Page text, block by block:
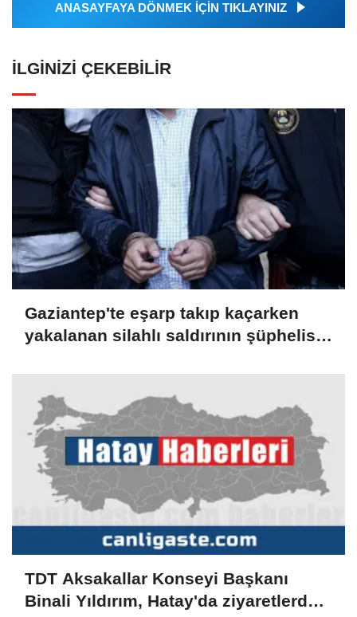
ANASAYFAYA DÖNMEK İÇİN TIKLAYINIZ
İLGINIZI ÇEKEBILIR
Gaziantep'te eşarp takıp kaçarken
yakalanan silahlı saldırının şüphelisi
TDT Aksakallar Konseyi Başkanı
Binali Yıldırım, Hatay'da ziyaretlerde